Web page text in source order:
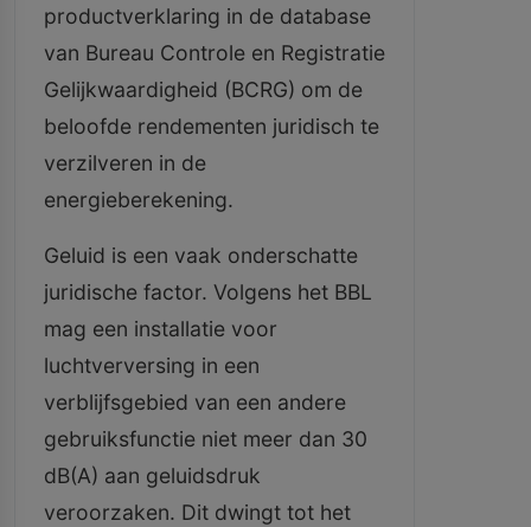
productverklaring in de database
van Bureau Controle en Registratie
Gelijkwaardigheid (BCRG) om de
beloofde rendementen juridisch te
verzilveren in de
energieberekening.
Geluid is een vaak onderschatte
juridische factor. Volgens het BBL
mag een installatie voor
luchtverversing in een
verblijfsgebied van een andere
gebruiksfunctie niet meer dan 30
dB(A) aan geluidsdruk
veroorzaken. Dit dwingt tot het